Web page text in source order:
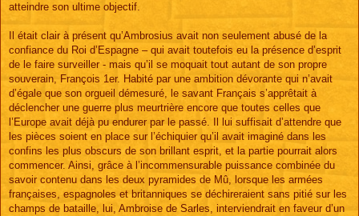
atteindre son ultime objectif.
Il était clair à présent qu’Ambrosius avait non seulement abusé de la
confiance du Roi d’Espagne – qui avait toutefois eu la présence d’esprit
de le faire surveiller - mais qu’il se moquait tout autant de son propre
souverain, François 1er. Habité par une ambition dévorante qui n’avait
d’égale que son orgueil démesuré, le savant Français s’apprêtait à
déclencher une guerre plus meurtrière encore que toutes celles que
l’Europe avait déjà pu endurer par le passé. Il lui suffisait d’attendre que
les pièces soient en place sur l’échiquier qu’il avait imaginé dans les
confins les plus obscurs de son brillant esprit, et la partie pourrait alors
commencer. Ainsi, grâce à l’incommensurable puissance combinée du
savoir contenu dans les deux pyramides de Mû, lorsque les armées
françaises, espagnoles et britanniques se déchireraient sans pitié sur les
champs de bataille, lui, Ambroise de Sarles, interviendrait en faveur d’un